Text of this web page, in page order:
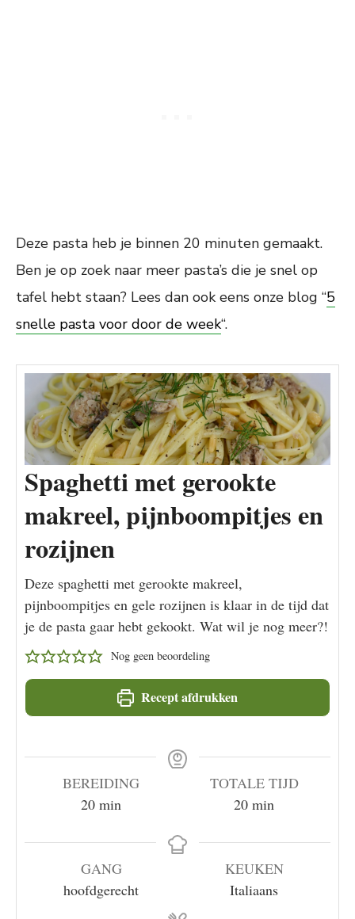
Deze pasta heb je binnen 20 minuten gemaakt.
Ben je op zoek naar meer pasta’s die je snel op
tafel hebt staan? Lees dan ook eens onze blog “5
snelle pasta voor door de week“.
Spaghetti met gerookte
makreel, pijnboompitjes en
rozijnen
Deze spaghetti met gerookte makreel,
pijnboompitjes en gele rozijnen is klaar in de tijd dat
je de pasta gaar hebt gekookt. Wat wil je nog meer?!
Nog geen beoordeling
Recept afdrukken
BEREIDING
20minuten
min
TOTALE TIJD
20minuten
min
GANG
hoofdgerecht
KEUKEN
Italiaans